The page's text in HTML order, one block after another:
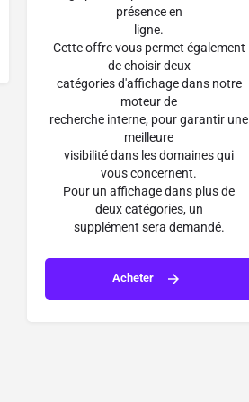
présence en
ligne.
Cette offre vous permet également
de choisir deux
catégories d'affichage dans notre
moteur de
recherche interne, pour garantir une
meilleure
visibilité dans les domaines qui
vous concernent.
Pour un affichage dans plus de
deux catégories, un
supplément sera demandé.
Acheter